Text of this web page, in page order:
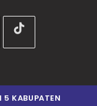
KABUPATEN